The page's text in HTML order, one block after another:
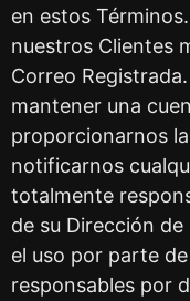
en estos
nuestros Clientes
Correo
mantener una
proporcionarnos
notificarnos
totalmente
de su Dirección
el uso por parte
responsables por